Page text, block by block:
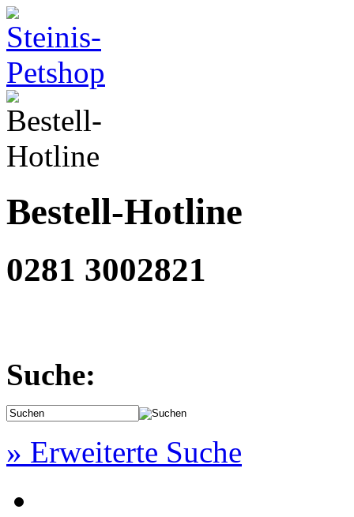
Bestell-Hotline
0281 3002821
Suche:
» Erweiterte Suche